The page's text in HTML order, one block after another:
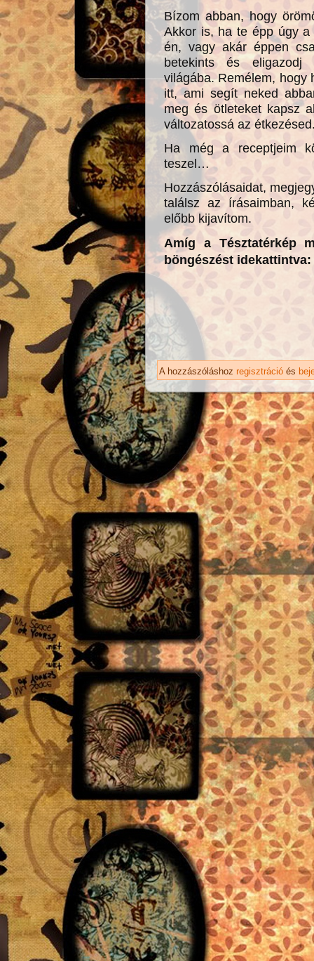
Bízom abban, hogy
Akkor is, ha te épp úgy
én, vagy akár éppen
betekints és eligazodj
világába. Remélem, hogy
itt, ami segít neked
meg és ötleteket kapsz
változatossá az
Ha még a receptjeim
teszel…
Hozzászólásaidat,
találsz az írásaimban,
előbb kijavítom.
Amíg a Tésztatérkép
böngészést idekattintva:
A hozzászóláshoz regisztráció és